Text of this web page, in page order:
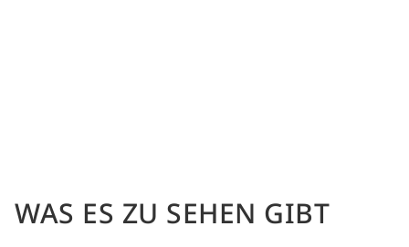
WAS ES ZU SEHEN GIBT